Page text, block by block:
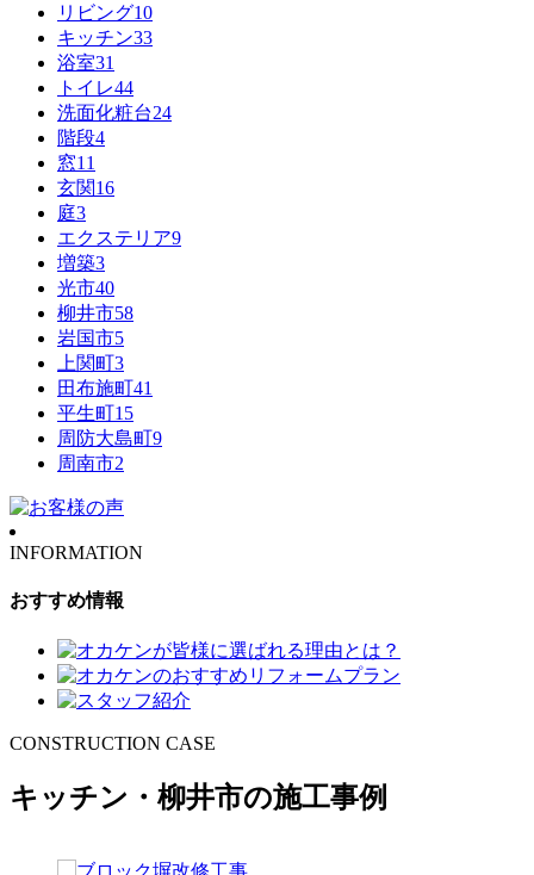
リビング10
キッチン33
浴室31
トイレ44
洗面化粧台24
階段4
窓11
玄関16
庭3
エクステリア9
増築3
光市40
柳井市58
岩国市5
上関町3
田布施町41
平生町15
周防大島町9
周南市2
INFORMATION
おすすめ情報
CONSTRUCTION CASE
キッチン・柳井市の施工事例